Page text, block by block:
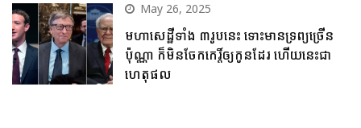
May 26, 2025
មហាសេដ្ឋីទាំង ៣រូបនេះ ទោះមានទ្រព្យច្រើន
ប៉ុណ្ណា ក៏មិនចែកកេរ្តិ៍ឲ្យកូនដែរ ហើយនេះជា
ហេតុផល